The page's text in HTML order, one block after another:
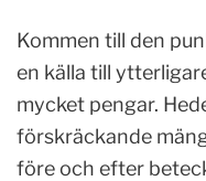
Kommen till den
en källa till
mycket pengar.
förskräckande
före och efter